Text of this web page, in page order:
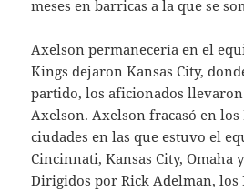
meses en barricas a la que se
Axelson permanecería en el
Kings dejaron Kansas City,
partido, los aficionados llevaron
Axelson. Axelson fracasó en
ciudades en las que estuvo el
Cincinnati, Kansas City, Omaha
Dirigidos por Rick Adelman, los